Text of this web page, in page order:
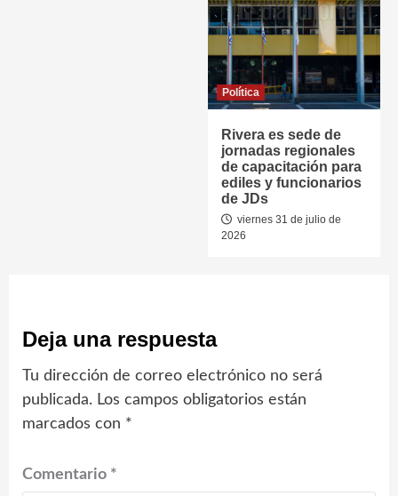
Política
Rivera es sede de
jornadas regionales
de capacitación para
ediles y funcionarios
de JDs
viernes 31 de julio de
2026
Deja una respuesta
Tu dirección de correo electrónico no será
publicada. Los campos obligatorios están
marcados con *
Comentario *